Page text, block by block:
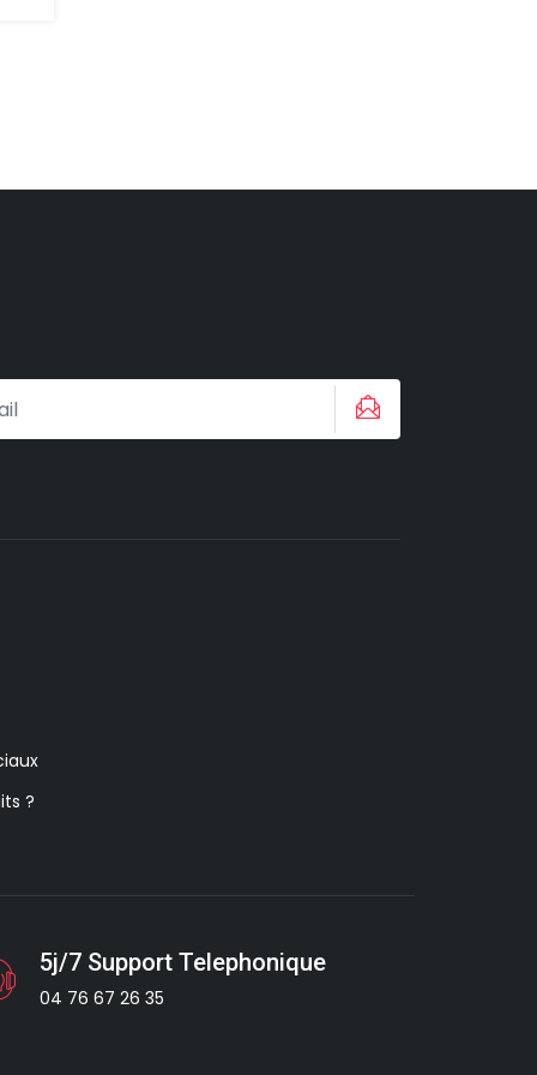
?
5j/7 Support Telephonique
04 76 67 26 35